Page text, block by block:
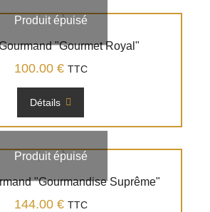
Produit épuisé
"Gourmet Royal"
100.00 € TTC
Détails
Produit épuisé
"Gourmandise Suprême"
144.00 € TTC